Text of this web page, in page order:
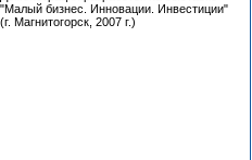
"Малый бизнес. Инновации. Инвестиции"
(г. Магнитогорск, 2007 г.)